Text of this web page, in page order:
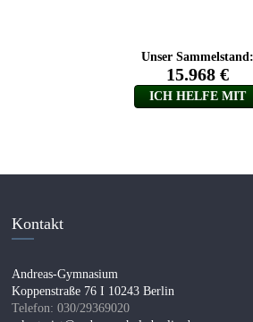
Kontakt
Andreas-Gymnasium
Koppenstraße 76 I 10243 Berlin
Telefon: 030/29369020